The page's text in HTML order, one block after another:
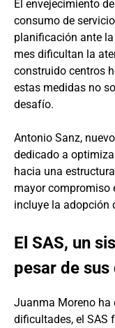
El envejecimiento
consumo de
planificación ante
mes dificultan la
construido centros
estas medidas no
desafío.
Antonio Sanz,
dedicado a
hacia una
mayor compromiso
incluye la adopción
El SAS, un
pesar de
Juanma Moreno ha
dificultades, el SAS